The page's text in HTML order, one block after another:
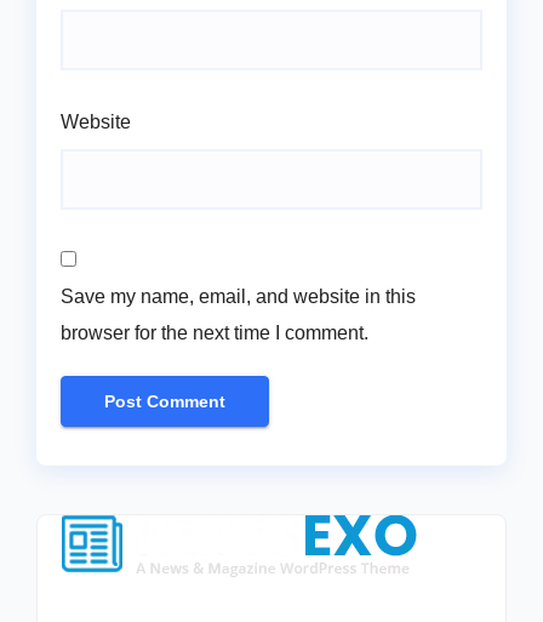
Website
Save my name, email, and website in this
browser for the next time I comment.